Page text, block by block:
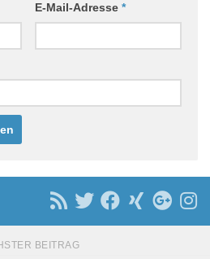
E-Mail-Adresse *
BEITRAG